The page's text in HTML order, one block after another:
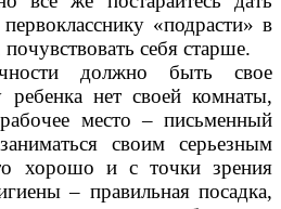
«подрасти» в
себя старше.
должно быть свое
ребенка нет своей комнаты,
место – письменный
своим серьезным
хорошо и с точки зрения
– правильная посадка,